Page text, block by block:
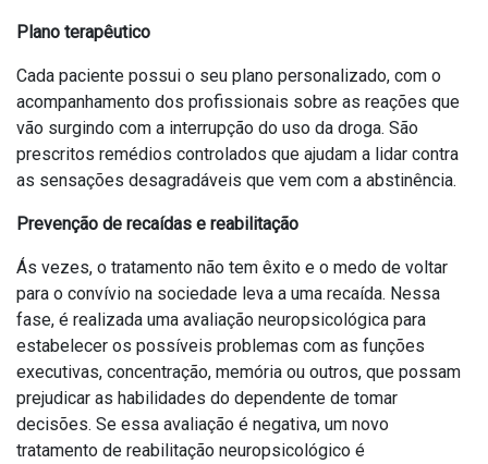
Plano terapêutico
Cada paciente possui o seu plano personalizado, com o
acompanhamento dos profissionais sobre as reações que
vão surgindo com a interrupção do uso da droga. São
prescritos remédios controlados que ajudam a lidar contra
as sensações desagradáveis que vem com a abstinência.
Prevenção de recaídas e reabilitação
Ás vezes, o tratamento não tem êxito e o medo de voltar
para o convívio na sociedade leva a uma recaída. Nessa
fase, é realizada uma avaliação neuropsicológica para
estabelecer os possíveis problemas com as funções
executivas, concentração, memória ou outros, que possam
prejudicar as habilidades do dependente de tomar
decisões. Se essa avaliação é negativa, um novo
tratamento de reabilitação neuropsicológico é